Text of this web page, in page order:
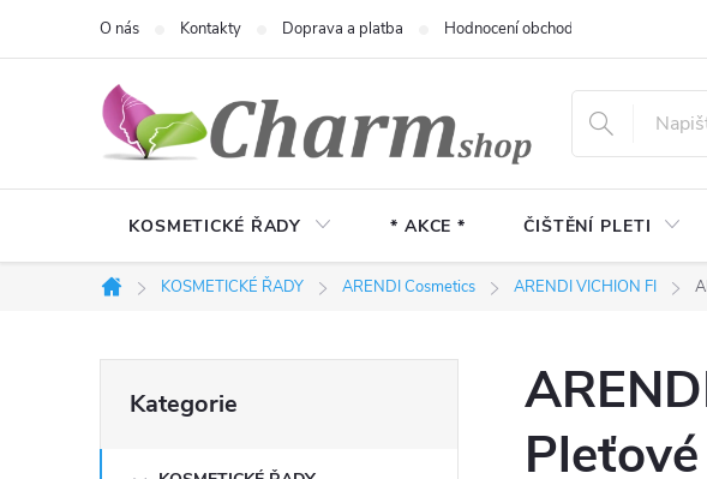
O nás Kontakty Doprava a platba Hodnocení obchodu
KOSMETICKÉ ŘADY * AKCE * ČIŠTĚNÍ PLETI
Domů
KOSMETICKÉ ŘADY ARENDI Cosmetics ARENDI VICHION FI
o
kategorie
Kategorie